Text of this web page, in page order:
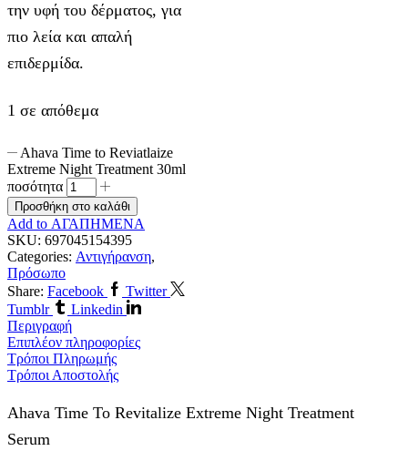
την υφή του δέρματος, για
πιο λεία και απαλή
επιδερμίδα.
1 σε απόθεμα
Ahava Time to Reviatlaize
Extreme Night Treatment 30ml
ποσότητα
Προσθήκη στο καλάθι
Add to ΑΓΑΠΗΜΕΝΑ
SKU: 697045154395
Categories: Αντιγήρανση,
Πρόσωπο
Share: Facebook
Twitter
Tumblr
Linkedin
Περιγραφή
Επιπλέον πληροφορίες
Τρόποι Πληρωμής
Τρόποι Αποστολής
Ahava Time To Revitalize Extreme Night Treatment
Serum